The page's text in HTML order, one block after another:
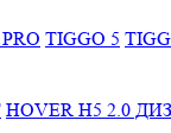
TIGGO 5
HOVER H5 2.0